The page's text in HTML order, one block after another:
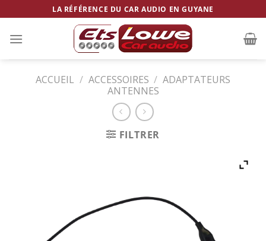
to
content
LA RÉFÉRENCE DU CAR AUDIO EN GUYANE
ACCUEIL / ACCESSOIRES / ADAPTATEURS
ANTENNES
FILTRER